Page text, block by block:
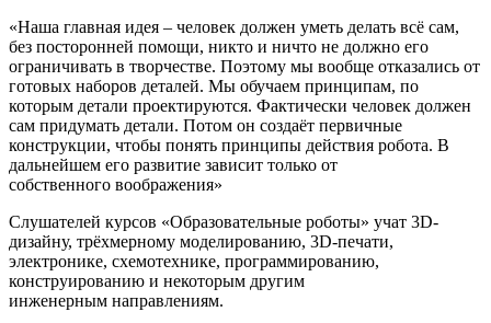
«Наша главная идея – человек должен уметь делать всё сам,
без посторонней помощи, никто и ничто не должно его
ограничивать в творчестве. Поэтому мы вообще отказались от
готовых наборов деталей. Мы обучаем принципам, по
которым детали проектируются. Фактически человек должен
сам придумать детали. Потом он создаёт первичные
конструкции, чтобы понять принципы действия робота. В
дальнейшем его развитие зависит только от
собственного воображения»
Слушателей курсов «Образовательные роботы» учат 3D-
дизайну, трёхмерному моделированию, 3D-печати,
электронике, схемотехнике, программированию,
конструированию и некоторым другим
инженерным направлениям.